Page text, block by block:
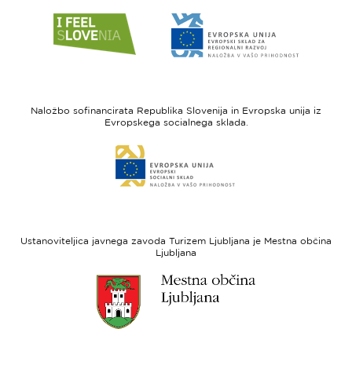
do
spletne
Slovenia
do
spletne
-
regionalni
Naložbo sofinancirata Republika Slovenija in Evropska unija iz
Evropskega socialnega sklada.
do
spletne
sklad
Ustanoviteljica javnega zavoda Turizem Ljubljana je Mestna občina
Ljubljana